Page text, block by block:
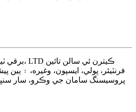
پروسيسنگ سامان جي وڪرو، سار